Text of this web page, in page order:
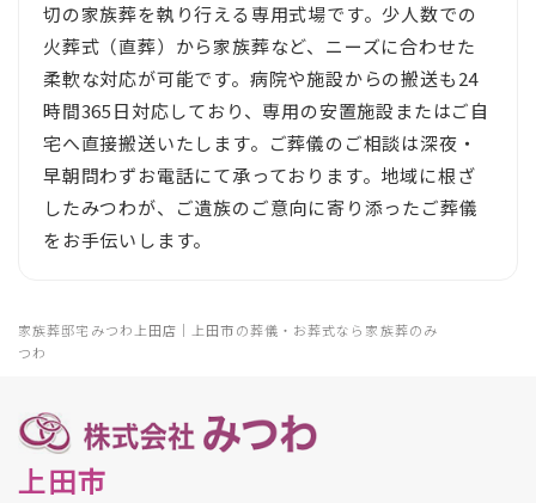
家族葬邸宅みつわ上田店｜上田市の葬儀・お葬式なら家族葬のみ
つわ
切の家族葬を執り行える専用式場です。少人数での
火葬式（直葬）から家族葬など、ニーズに合わせた
柔軟な対応が可能です。病院や施設からの搬送も24
時間365日対応しており、専用の安置施設またはご自
宅へ直接搬送いたします。ご葬儀のご相談は深夜・
早朝問わずお電話にて承っております。地域に根ざ
したみつわが、ご遺族のご意向に寄り添ったご葬儀
をお手伝いします。
上田市